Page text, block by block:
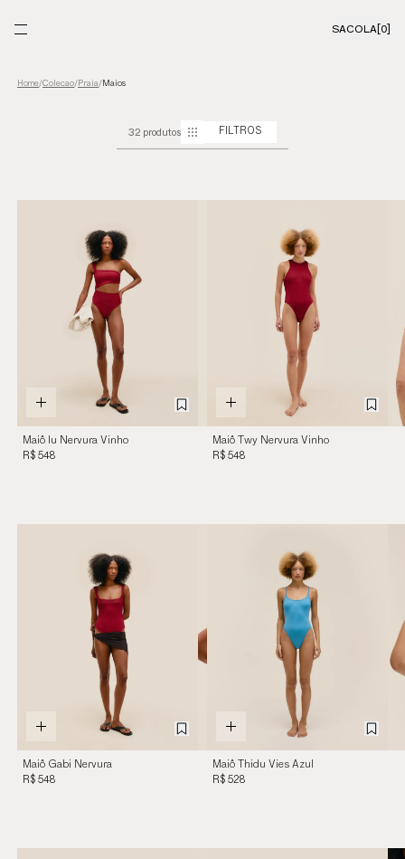
SACOLA[0]
Home/Colecao/ Praia/Maios
32 produtos FILTROS
Maiô Iu Nervura Vinho
Merlot
R$ 548
Maiô Twy Nervura Vinho
Merlot
R$ 548
Maiô Gabi Nervura
Vinho Merlot
R$ 548
Maiô Thidu Vies Azul
Ceu
R$ 528